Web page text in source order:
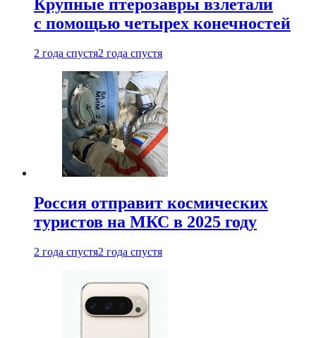
Крупные птерозавры взлетали
с помощью четырех конечностей
2 года спустя2 года спустя
Россия отправит космических
туристов на МКС в 2025 году
2 года спустя2 года спустя